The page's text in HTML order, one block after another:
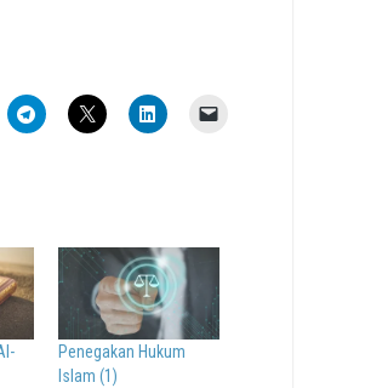
Penegakan Hukum
Islam (1)